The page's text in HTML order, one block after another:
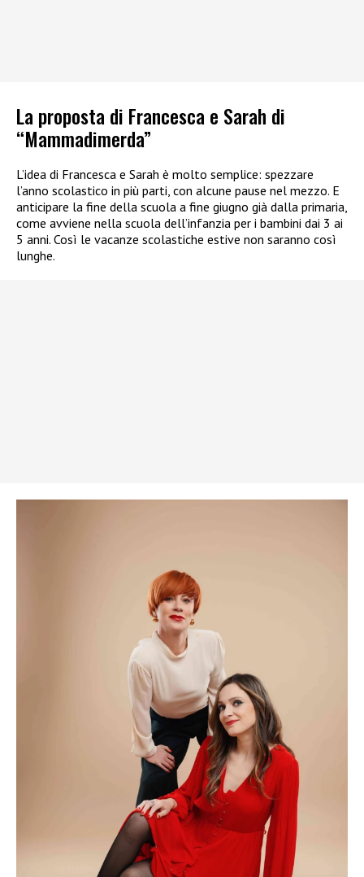
La proposta di Francesca e Sarah di
“Mammadimerda”
L’idea di Francesca e Sarah è molto semplice: spezzare
l’anno scolastico in più parti, con alcune pause nel mezzo. E
anticipare la fine della scuola a fine giugno già dalla primaria,
come avviene nella scuola dell’infanzia per i bambini dai 3 ai
5 anni. Così le vacanze scolastiche estive non saranno così
lunghe.